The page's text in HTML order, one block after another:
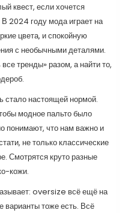
квест, если хочется
2024 году мода играет на
цвета, и спокойную
с необычными деталями.
тренды» разом, а найти то,
стало настоящей нормой.
модное пальто было
понимают, что нам важно и
не только классические
Смотрятся круто разные
кожи.
oversize всё ещё на
варианты тоже есть. Всё